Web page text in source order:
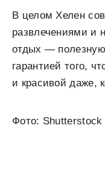
В целом Хелен
развлечениями и
отдых —
гарантией того,
и красивой даже,
Фото: Shutterstock